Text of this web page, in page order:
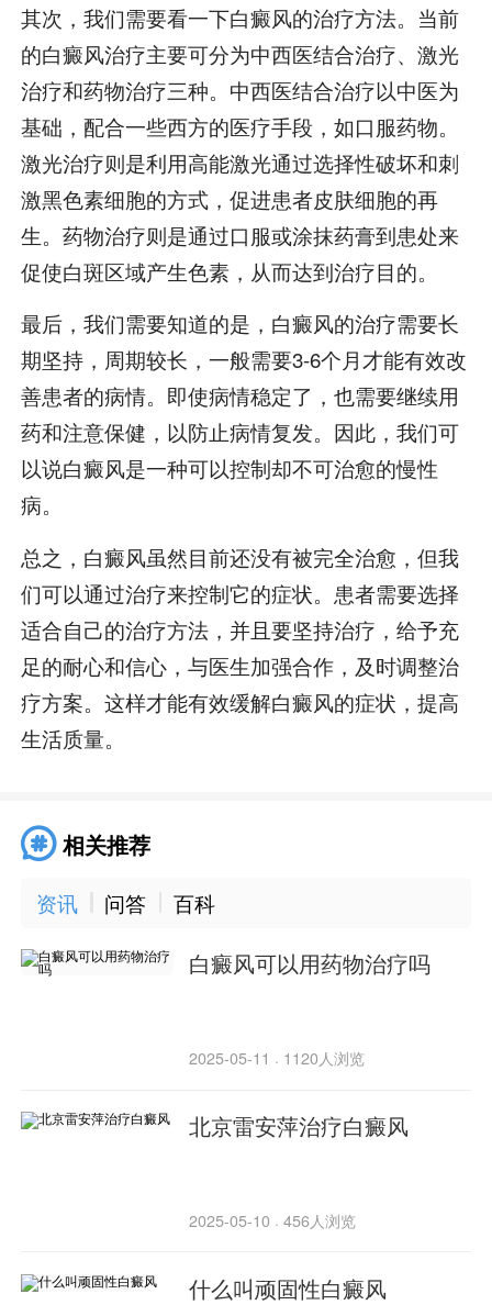
其次，我们需要看一下白癜风的治疗方法。当前
的白癜风治疗主要可分为中西医结合治疗、激光
治疗和药物治疗三种。中西医结合治疗以中医为
基础，配合一些西方的医疗手段，如口服药物。
激光治疗则是利用高能激光通过选择性破坏和刺
激黑色素细胞的方式，促进患者皮肤细胞的再
生。药物治疗则是通过口服或涂抹药膏到患处来
促使白斑区域产生色素，从而达到治疗目的。
最后，我们需要知道的是，白癜风的治疗需要长
期坚持，周期较长，一般需要3-6个月才能有效改
善患者的病情。即使病情稳定了，也需要继续用
药和注意保健，以防止病情复发。因此，我们可
以说白癜风是一种可以控制却不可治愈的慢性
病。
总之，白癜风虽然目前还没有被完全治愈，但我
们可以通过治疗来控制它的症状。患者需要选择
适合自己的治疗方法，并且要坚持治疗，给予充
足的耐心和信心，与医生加强合作，及时调整治
疗方案。这样才能有效缓解白癜风的症状，提高
生活质量。
相关推荐
资讯 问答 百科
白癜风可以用药物治疗吗
2025-05-11 · 1120人浏览
北京雷安萍治疗白癜风
2025-05-10 · 456人浏览
什么叫顽固性白癜风